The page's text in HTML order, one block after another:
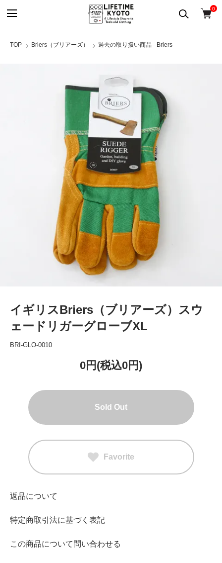
0
TOP Briers（ブリアーズ） 過去の取り扱い商品 - Briers
イギリスBriers（ブリアーズ）スウ
ェードリガーグローブXL
BRI-GLO-0010
0円(税込0円)
Sold Out
Favorite
返品について
特定商取引法に基づく表記
この商品について問い合わせる